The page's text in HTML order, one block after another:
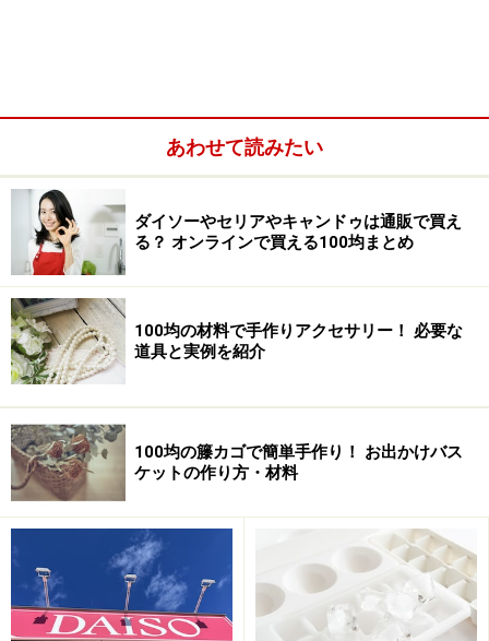
また、エリップスのヘアオイルからはじまり、今ではミ
ランダのヘアオイルやヘアパックなども置かれていま
す。店頭に並ぶとすぐに売り切れてしまい、購入数に制
限がつくほどの人気ぶりです。
またキャンドゥは、通販もあるのが特徴
入することができないので、一般消費者の利用は少し難
しいですが、それでもキャンドゥで人気のネイル用品か
らキッチン用品、収納用品と幅広い品揃えです。
今回はそんなキャンドゥの新商品、人気商品のおすすめ
を30個、ご紹介します。なお、今回ご紹介しているキャ
ンドゥのおすすめ商品はすべて、100円（税込108円）と
なります。
あわせて読みたい
ダイソーやセリアやキャンドゥは通販で買え
る？ オンラインで買える100均まとめ
100均の材料で手作りアクセサリー！ 必要な
道具と実例を紹介
100均の籐カゴで簡単手作り！ お出かけバス
ケットの作り方・材料